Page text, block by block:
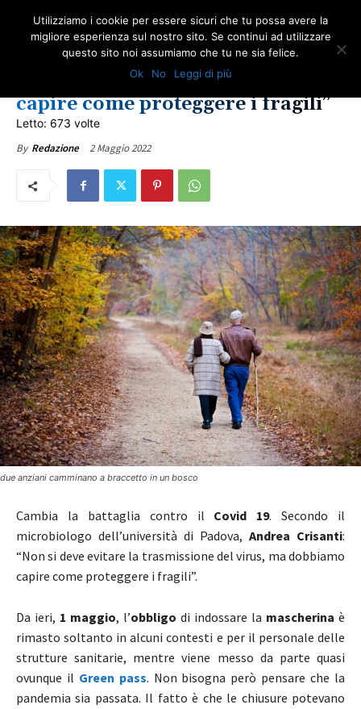
Covid 19, Crisanti: “Bisogna
capire come proteggere i fragili”
Letto: 673 volte
By Redazione 2 Maggio 2022
due anziani camminano a braccetto in un bosco
Cambia la battaglia contro il Covid 19. Secondo il
microbiologo dell’università di Padova, Andrea Crisanti:
“Non si deve evitare la trasmissione del virus, ma dobbiamo
capire come proteggere i fragili”.
Da ieri, 1 maggio, l’obbligo di indossare la mascherina è
rimasto soltanto in alcuni contesti e per il personale delle
strutture sanitarie, mentre viene messo da parte quasi
ovunque il Green pass. Non bisogna però pensare che la
pandemia sia passata. Il fatto è che le chiusure potevano
Utilizziamo i cookie per essere sicuri che tu possa avere la
migliore esperienza sul nostro sito. Se continui ad utilizzare
questo sito noi assumiamo che tu ne sia felice.
Ok
No Leggi di più